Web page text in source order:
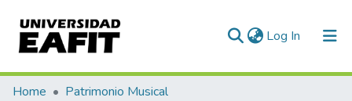
Log In (current)
Communities & Collections
Home
Patrimonio Musical